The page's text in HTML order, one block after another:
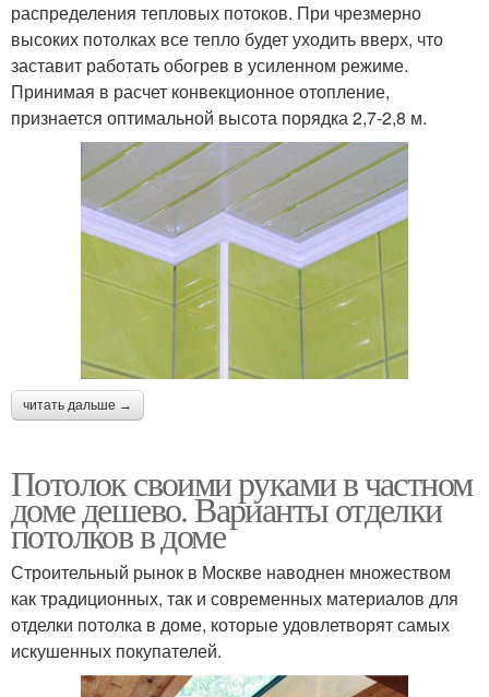
распределения тепловых потоков. При чрезмерно
высоких потолках все тепло будет уходить вверх, что
заставит работать обогрев в усиленном режиме.
Принимая в расчет конвекционное отопление,
признается оптимальной высота порядка 2,7-2,8 м.
читать дальше →
Потолок своими руками в частном
доме дешево. Варианты отделки
потолков в доме
Строительный рынок в Москве наводнен множеством
как традиционных, так и современных материалов для
отделки потолка в доме, которые удовлетворят самых
искушенных покупателей.